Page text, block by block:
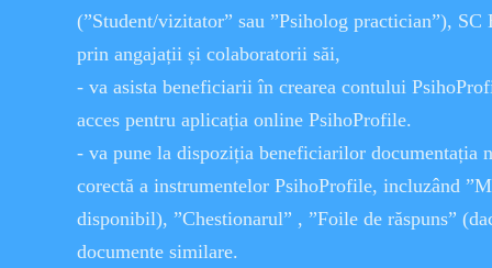
(”Student/vizitator” sau ”Psiholog practician”),
prin angajații și colaboratorii săi,
- va asista beneficiarii în crearea contului
acces pentru aplicația online PsihoProfile.
- va pune la dispoziția beneficiarilor documentația
corectă a instrumentelor PsihoProfile, incluzând
disponibil), ”Chestionarul” , ”Foile de răspuns”
documente similare.